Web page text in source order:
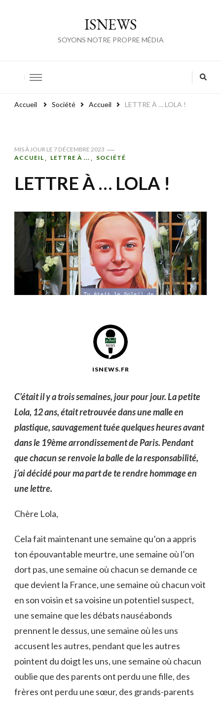
ISNEWS
SOYONS NOTRE PROPRE MÉDIA
Accueil Société Accueil LETTRE À … LOLA !
MIS À JOUR LE 7 DÉCEMBRE 2023
ACCUEIL
LETTRE À ... SOCIÉTÉ
LETTRE À … LOLA !
ISNEWS.FR
C’était il y a trois semaines, jour pour jour. La petite
Lola, 12 ans, était retrouvée dans une malle en
plastique, sauvagement tuée quelques heures avant
dans le 19ème arrondissement de Paris. Pendant
que chacun se renvoie la balle de la responsabilité,
j’ai décidé pour ma part de te rendre hommage en
une lettre.
Chère Lola,
Cela fait maintenant une semaine qu’on a appris
ton épouvantable meurtre, une semaine où l’on
dort pas, une semaine où chacun se demande ce
que devient la France, une semaine où chacun voit
en son voisin et sa voisine un potentiel suspect,
une semaine que les débats nauséabonds
prennent le dessus, une semaine où les uns
accusent les autres, pendant que les autres
pointent du doigt les uns, une semaine où chacun
oublie que des parents ont perdu une fille, des
frères ont perdu une sœur, des grands-parents